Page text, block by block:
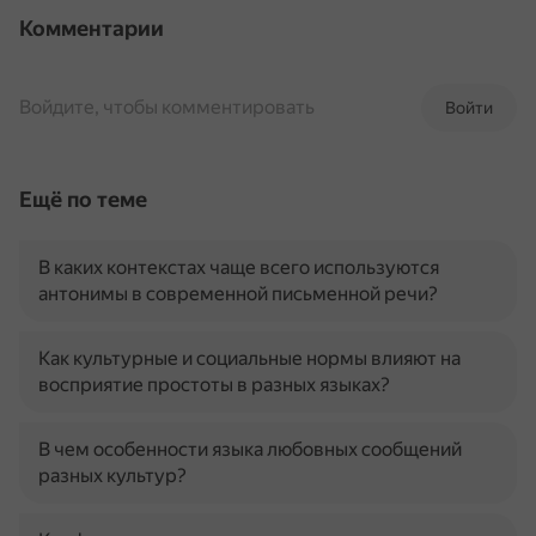
Комментарии
Войти
Войдите, чтобы комментировать
Ещё по теме
В каких контекстах чаще всего используются
антонимы в современной письменной речи?
Как культурные и социальные нормы влияют на
восприятие простоты в разных языках?
В чем особенности языка любовных сообщений
разных культур?